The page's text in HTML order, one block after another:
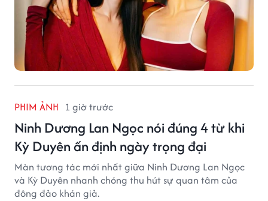
PHIM ẢNH 1 giờ trước
Ninh Dương Lan Ngọc nói đúng 4 từ khi
Kỳ Duyên ấn định ngày trọng đại
Màn tương tác mới nhất giữa Ninh Dương Lan Ngọc
và Kỳ Duyên nhanh chóng thu hút sự quan tâm của
đông đảo khán giả.